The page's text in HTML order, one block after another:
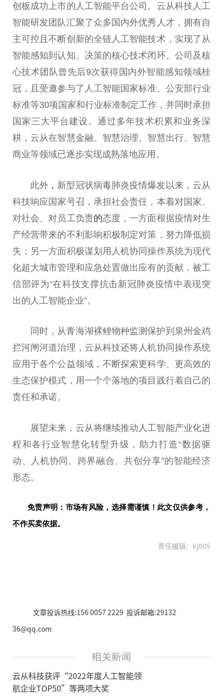
创板成功上市的人工智能平台公司。云从科技人工
智能研发团队汇聚了众多国内外优秀人才，拥有自
主可控且不断创新的全链人工智能技术，实现了从
智能感知到认知、决策的核心技术闭环。公司及核
心技术团队曾先后9次获得国内外智能感知领域桂
冠，且受邀参与了人工智能国家标准、公安部行业
标准等30项国家和行业标准制定工作，并同时承担
国家三大平台建设。通过多年技术积累和业务深
耕，云从在智慧金融、智慧治理、智慧出行、智慧
商业等领域已逐步实现成熟落地应用。
此外 ， 新型冠状病毒肺炎疫情爆发以来，云从
科技响应国家号召，承担社会责任，本着对国家、
对社会、对员工负责的态度，一方面根据疫情对生
产经营带来的不利影响积极制定对策，努力降低损
失；另一方面积极谋划用人机协同操作系统为现代
化超大城市管理和应急处置做出应有的贡献，被工
信部评为“在科技支撑抗击新冠肺炎疫情中表现突
出的人工智能企业”。
同时，从青海湖裸鲤物种监测保护到泉州金鸡
拦河闸河道治理，云从科技还将人机协同操作系统
应用于各个公益领域，不断探索更科学、更高效的
生态保护模式，用一个个落地的项目践行着自己的
责任和承诺。
展望未来，云从将继续推动人工智能产业化进
程和各行业智慧化转型升级，助力打造“数据驱
动、人机协同、跨界融合、共创分享”的智能经济
形态。
免责声明：市场有风险，选择需谨慎！此文仅供参考，
不作买卖依据。
责任编辑：kj005
文章投诉热线:156 0057 2229 投诉邮箱:29132
36@qq.com
相关新闻
云从科技获评“2022年度人工智能领
航企业TOP50”等两项大奖